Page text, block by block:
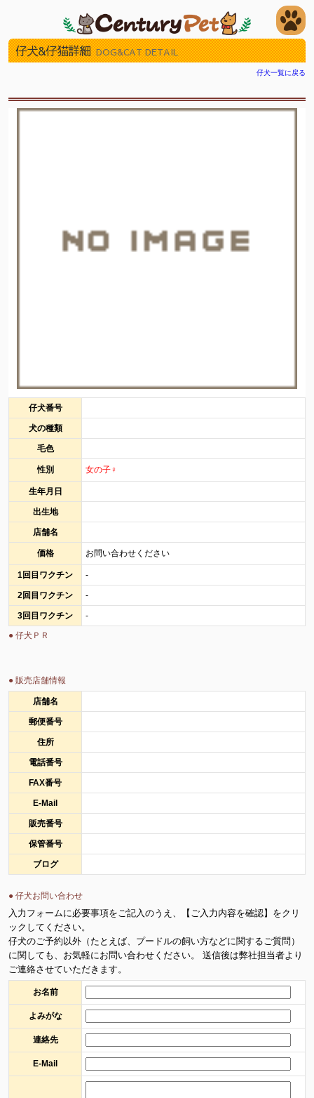
仔犬&仔猫詳細 DOG&CAT DETAIL
仔犬一覧に戻る
仔犬番号
犬の種類
毛色
性別 女の子♀
生年月日
出生地
店舗名
価格 お問い合わせください
1回目ワクチン -
2回目ワクチン -
3回目ワクチン
-
● 仔犬ＰＲ
● 販売店舗情報
店舗名
郵便番号
住所
電話番号
FAX番号
E-Mail
販売番号
保管番号
ブログ
● 仔犬お問い合わせ
入力フォームに必要事項をご記入のうえ、【ご入力内容を確認】をクリ
ックしてください。
仔犬のご予約以外（たとえば、プードルの飼い方などに関するご質問）
に関しても、お気軽にお問い合わせください。 送信後は弊社担当者より
ご連絡させていただきます。
お名前
よみがな
連絡先
E-Mail